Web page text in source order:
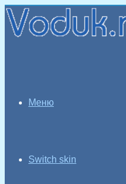
Меню
Switch skin